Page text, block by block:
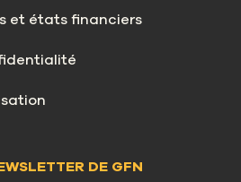
et états financiers
DE GFN